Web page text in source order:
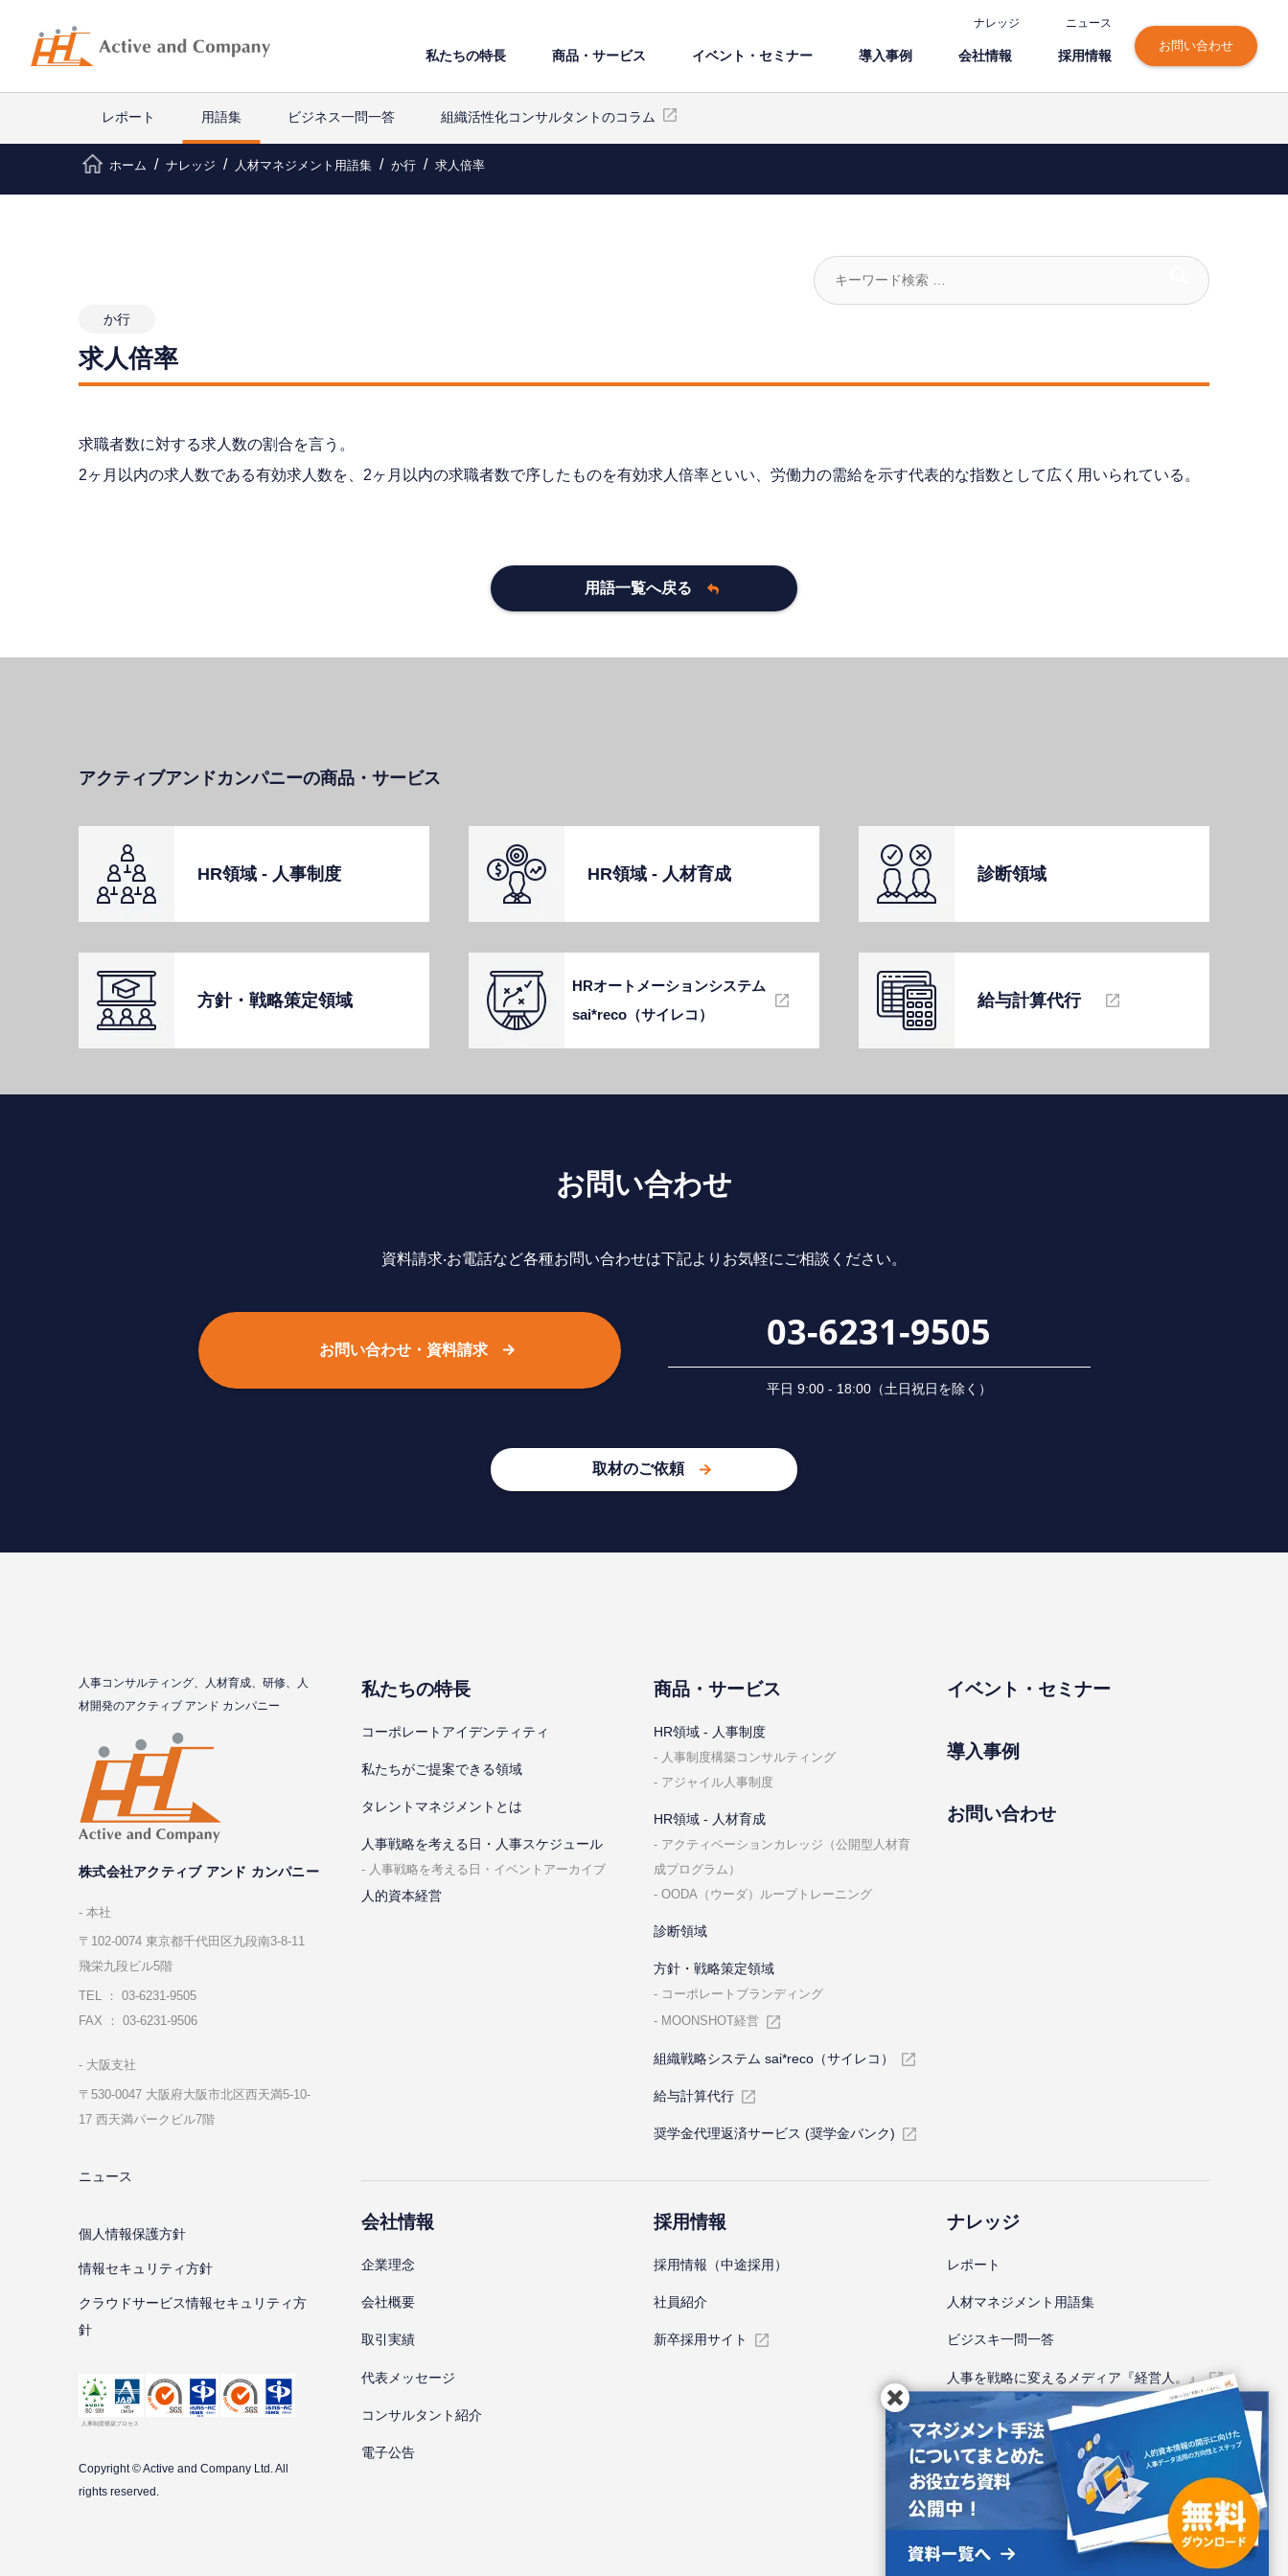
ナレッジ ニュース
私たちの特⻑ 商品・サービス イベント・セミナー 導⼊事例 会社情報 採⽤情報
お問い合わせ
レポート 用語集 ビジネス一問一答 組織活性化コンサルタントのコラム
ホーム ナレッジ 人材マネジメント用語集 か行 求人倍率
か行
求人倍率
求職者数に対する求人数の割合を言う。
2ヶ月以内の求人数である有効求人数を、2ヶ月以内の求職者数で序したものを有効求人倍率といい、労働力の需給を示す代表的な指数として広く用いられている。
用語一覧へ戻る
アクティブアンドカンパニーの商品・サービス
HR領域 - ⼈事制度 HR領域 - ⼈材育成 診断領域
⽅針・戦略策定領域
HRオートメーションシステム
sai*reco（サイレコ）
給与計算代⾏
お問い合わせ
資料請求‧お電話など各種お問い合わせは下記よりお気軽にご相談ください。
お問い合わせ・資料請求 03-6231-9505
平⽇ 9:00 - 18:00（⼟⽇祝⽇を除く）
取材のご依頼
⼈事コンサルティング、⼈材育成、研修、⼈
材開発のアクティブ アンド カンパニー
株式会社アクティブ アンド カンパニー
本社
〒102-0074 東京都千代⽥区九段南3-8-11
飛栄九段ビル5階
TEL ： 03-6231-9505
FAX ： 03-6231-9506
⼤阪⽀社
〒530-0047 ⼤阪府⼤阪市北区⻄天満5-10-
17 ⻄天満パークビル7階
ニュース
個⼈情報保護⽅針
情報セキュリティ⽅針
クラウドサービス情報セキュリティ方
針
Copyright © Active and Company Ltd. All
rights reserved.
私たちの特⻑
コーポレートアイデンティティ
私たちがご提案できる領域
タレントマネジメントとは
⼈事戦略を考える⽇・⼈事スケジュール
⼈事戦略を考える⽇・イベントアーカイブ
人的資本経営
商品・サービス
HR領域 - ⼈事制度
⼈事制度構築コンサルティング
アジャイル⼈事制度
HR領域 - ⼈材育成
アクティベーションカレッジ（公開型⼈材育
成プログラム）
OODA（ウーダ）ループトレーニング
診断領域
⽅針・戦略策定領域
コーポレートブランディング
MOONSHOT経営
組織戦略システム sai*reco（サイレコ）
給与計算代⾏
奨学金代理返済サービス (奨学金バンク)
イベント・セミナー
導⼊事例
お問い合わせ
会社情報
企業理念
会社概要
取引実績
代表メッセージ
コンサルタント紹介
電子公告
採⽤情報
採⽤情報（中途採⽤）
社員紹介
新卒採⽤サイト
ナレッジ
レポート
⼈材マネジメント⽤語集
ビジスキ⼀問⼀答
人事を戦略に変えるメディア『経営人。』